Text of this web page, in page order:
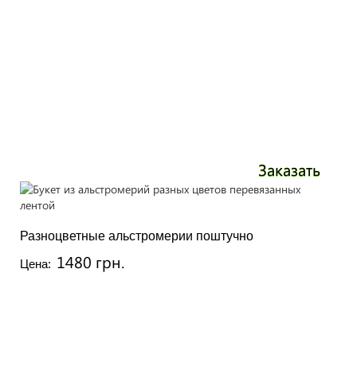
Заказать
Разноцветные альстромерии поштучно
Цена: 1480 грн.